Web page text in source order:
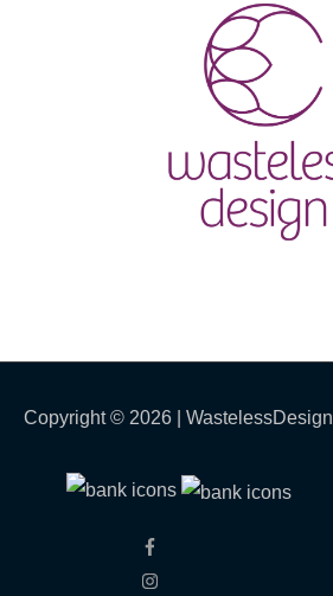
Copyright © 2026 | WastelessDesign